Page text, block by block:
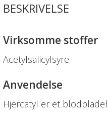
BESKRIVELSE
Virksomme stoffer
Acetylsalicylsyre
Anvendelse
Hjercatyl er et